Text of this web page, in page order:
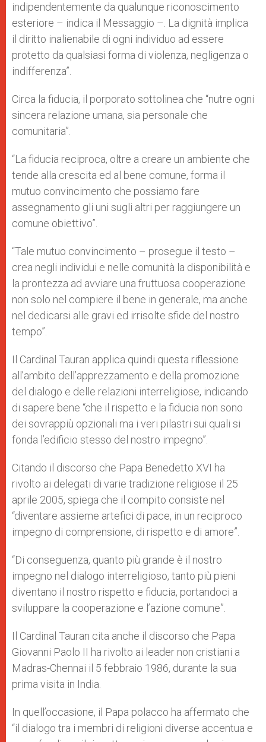
indipendentemente da qualunque riconoscimento
esteriore – indica il Messaggio –. La dignità implica
il diritto inalienabile di ogni individuo ad essere
protetto da qualsiasi forma di violenza, negligenza o
indifferenza”.
Circa la fiducia, il porporato sottolinea che “nutre ogni
sincera relazione umana, sia personale che
comunitaria”.
“La fiducia reciproca, oltre a creare un ambiente che
tende alla crescita ed al bene comune, forma il
mutuo convincimento che possiamo fare
assegnamento gli uni sugli altri per raggiungere un
comune obiettivo”.
“Tale mutuo convincimento – prosegue il testo –
crea negli individui e nelle comunità la disponibilità e
la prontezza ad avviare una fruttuosa cooperazione
non solo nel compiere il bene in generale, ma anche
nel dedicarsi alle gravi ed irrisolte sfide del nostro
tempo”.
Il Cardinal Tauran applica quindi questa riflessione
all’ambito dell’apprezzamento e della promozione
del dialogo e delle relazioni interreligiose, indicando
di sapere bene “che il rispetto e la fiducia non sono
dei sovrappiù opzionali ma i veri pilastri sui quali si
fonda l’edificio stesso del nostro impegno”.
Citando il discorso che Papa Benedetto XVI ha
rivolto ai delegati di varie tradizione religiose il 25
aprile 2005, spiega che il compito consiste nel
“diventare assieme artefici di pace, in un reciproco
impegno di comprensione, di rispetto e di amore”.
“Di conseguenza, quanto più grande è il nostro
impegno nel dialogo interreligioso, tanto più pieni
diventano il nostro rispetto e fiducia, portandoci a
sviluppare la cooperazione e l’azione comune”.
Il Cardinal Tauran cita anche il discorso che Papa
Giovanni Paolo II ha rivolto ai leader non cristiani a
Madras-Chennai il 5 febbraio 1986, durante la sua
prima visita in India.
In quell’occasione, il Papa polacco ha affermato che
“il dialogo tra i membri di religioni diverse accentua e